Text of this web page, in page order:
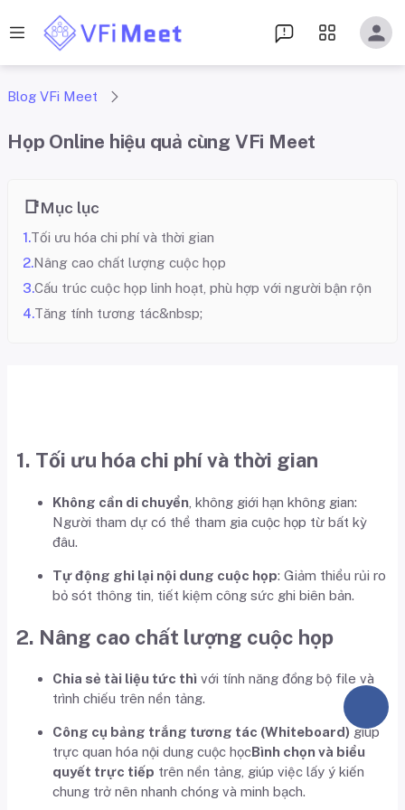
Blog VFi Meet
Họp Online hiệu quả cùng VFi Meet
Mục lục
Tối ưu hóa chi phí và thời gian
Nâng cao chất lượng cuộc họp
Cấu trúc cuộc họp linh hoạt, phù hợp với người bận rộn
Tăng tính tương tác&nbsp;
1. Tối ưu hóa chi phí và thời gian
Không cần di chuyển , không giới hạn không gian:
Người tham dự có thể tham gia cuộc họp từ bất kỳ
đâu.
Tự động ghi lại nội dung cuộc họp: Giảm thiểu rủi ro
bỏ sót thông tin, tiết kiệm công sức ghi biên bản.
2. Nâng cao chất lượng cuộc họp
Chia sẻ tài liệu tức thì với tính năng đồng bộ file và
trình chiếu trên nền tảng.
Công cụ bảng trắng tương tác (Whiteboard) giúp
trực quan hóa nội dung cuộc họcBình chọn và biểu
quyết trực tiếp trên nền tảng, giúp việc lấy ý kiến
chung trở nên nhanh chóng và minh bạch.